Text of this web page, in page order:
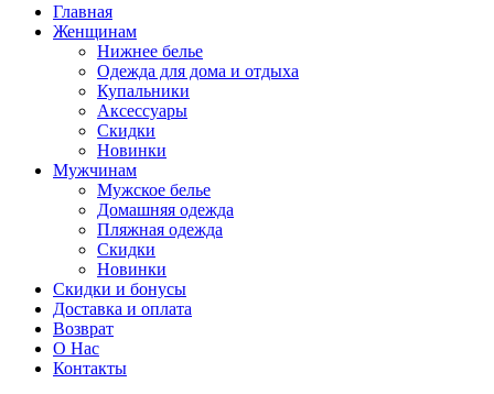
Главная
Женщинам
Нижнее белье
Одежда для дома и отдыха
Купальники
Аксессуары
Скидки
Новинки
Мужчинам
Мужское белье
Домашняя одежда
Пляжная одежда
Скидки
Новинки
Cкидки и бонусы
Доставка и оплата
Возврат
О Нас
Контакты